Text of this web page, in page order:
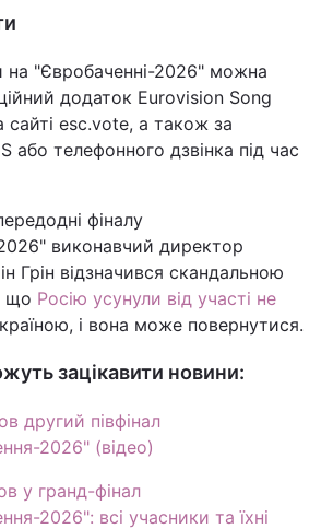
на "Євробаченні-2026" можна
додаток Eurovision Song
сайті esc.vote, а також за
або телефонного дзвінка під час
фіналу
виконавчий директор
Грін відзначився скандальною
що Росію усунули від участі не
і вона може повернутися.
зацікавити новини:
другий півфінал
2026" (відео)
у гранд-фінал
2026": всі учасники та їхні